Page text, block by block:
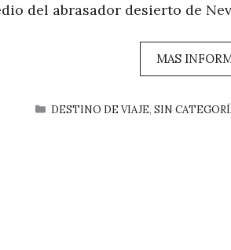
del abrasador desierto de
MAS
CATEGORÍAS
DESTINO DE VIAJE,SIN